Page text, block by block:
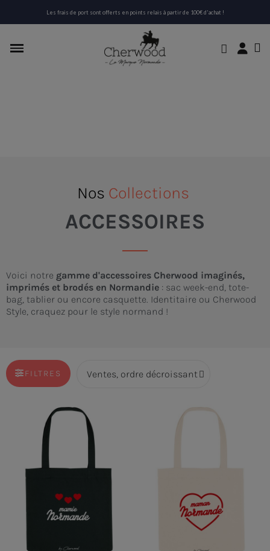
Les frais de port sont offerts en points relais à partir de 100€ d'achat !
Nos Collections
ACCESSOIRES
Voici notre gamme d'accessoires Cherwood imaginés,
imprimés et brodés en Normandie : sac week-end, tote-
bag, tablier ou encore casquette. Identitaire ou Cherwood
Style, craquez pour le style normand !
FILTRES